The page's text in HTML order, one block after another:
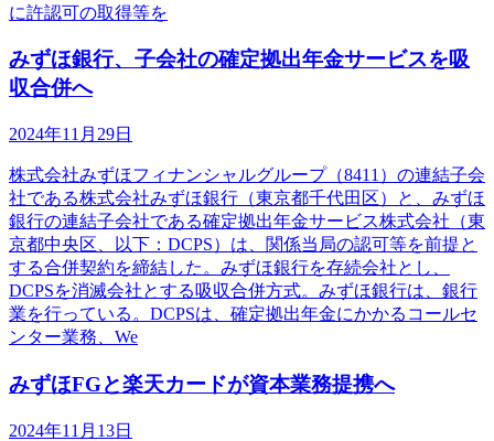
に許認可の取得等を
みずほ銀行、子会社の確定拠出年金サービスを吸
収合併へ
2024年11月29日
株式会社みずほフィナンシャルグループ（8411）の連結子会
社である株式会社みずほ銀行（東京都千代田区）と、みずほ
銀行の連結子会社である確定拠出年金サービス株式会社（東
京都中央区、以下：DCPS）は、関係当局の認可等を前提と
する合併契約を締結した。みずほ銀行を存続会社とし、
DCPSを消滅会社とする吸収合併方式。みずほ銀行は、銀行
業を行っている。DCPSは、確定拠出年金にかかるコールセ
ンター業務、We
みずほFGと楽天カードが資本業務提携へ
2024年11月13日